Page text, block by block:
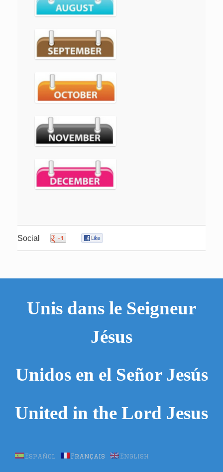
Social
Unis dans le Seigneur
Jésus
Unidos en el Señor Jesús
United in the Lord Jesus
Español Français English